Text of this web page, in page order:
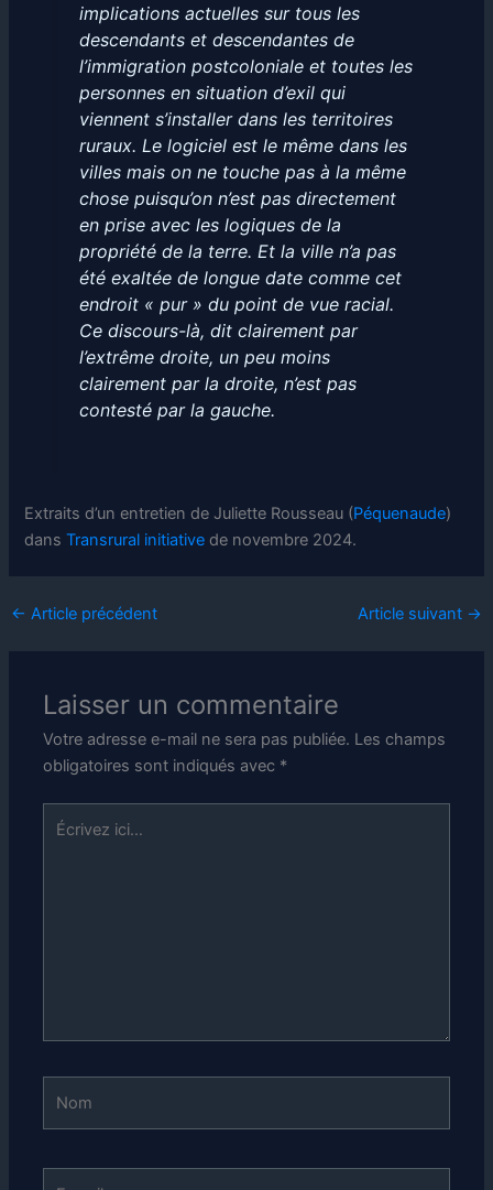
implications actuelles sur tous les
descendants et descendantes de
l’immigration postcoloniale et toutes les
personnes en situation d’exil qui
viennent s’installer dans les territoires
ruraux. Le logiciel est le même dans les
villes mais on ne touche pas à la même
chose puisqu’on n’est pas directement
en prise avec les logiques de la
propriété de la terre. Et la ville n’a pas
été exaltée de longue date comme cet
endroit « pur » du point de vue racial.
Ce discours-là, dit clairement par
l’extrême droite, un peu moins
clairement par la droite, n’est pas
contesté par la gauche.
Extraits d’un entretien de Juliette Rousseau (Péquenaude)
dansTransrural initiative de novembre 2024.
← Article précédent Article suivant →
Laisser un commentaire
Votre adresse e-mail ne sera pas publiée. Les champs
obligatoires sont indiqués avec *
Écrivez
ici…